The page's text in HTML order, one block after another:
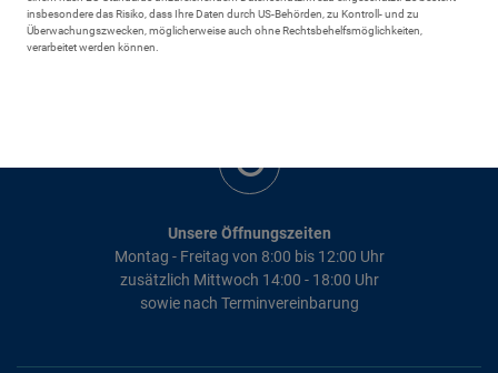
+49 8381 895 - 0
Unsere Öffnungszeiten
Montag - Freitag von 8:00 bis 12:00 Uhr
zusätzlich Mittwoch 14:00 - 18:00 Uhr
sowie nach Terminvereinbarung
insbesondere das Risiko, dass Ihre Daten durch US-Behörden, zu Kontroll- und zu
Überwachungszwecken, möglicherweise auch ohne Rechtsbehelfsmöglichkeiten,
verarbeitet werden können.